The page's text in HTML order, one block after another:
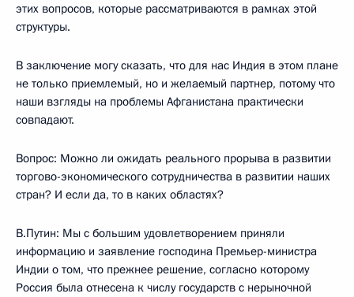
этих вопросов, которые рассматриваются в рамках этой
структуры.
В заключение могу сказать, что для нас Индия в этом плане
не только приемлемый, но и желаемый партнер, потому что
наши взгляды на проблемы Афганистана практически
совпадают.
Вопрос: Можно ли ожидать реального прорыва в развитии
торгово-экономического сотрудничества в развитии наших
стран? И если да, то в каких областях?
В.Путин: Мы с большим удовлетворением приняли
информацию и заявление господина Премьер-министра
Индии о том, что прежнее решение, согласно которому
Россия была отнесена к числу государств с нерыночной